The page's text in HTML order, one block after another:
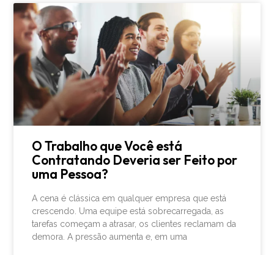
O Trabalho que Você está
Contratando Deveria ser Feito por
uma Pessoa?
A cena é clássica em qualquer empresa que está
crescendo. Uma equipe está sobrecarregada, as
tarefas começam a atrasar, os clientes reclamam da
demora. A pressão aumenta e, em uma